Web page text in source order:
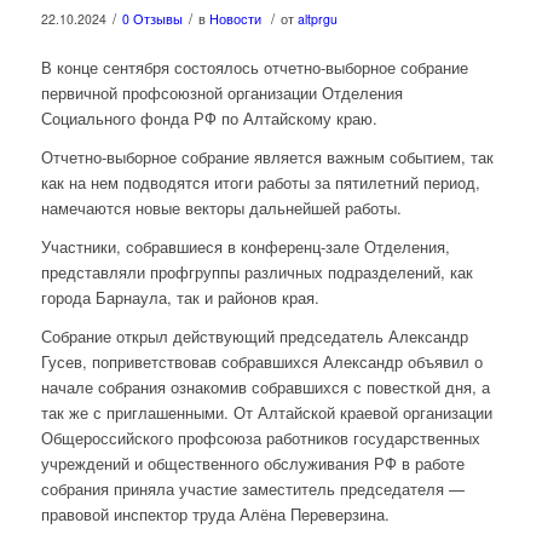
22.10.2024 / 0 Отзывы / в Новости / от altprgu
В конце сентября состоялось отчетно-выборное собрание
первичной профсоюзной организации Отделения
Социального фонда РФ по Алтайскому краю.
Отчетно-выборное собрание является важным событием, так
как на нем подводятся итоги работы за пятилетний период,
намечаются новые векторы дальнейшей работы.
Участники, собравшиеся в конференц-зале Отделения,
представляли профгруппы различных подразделений, как
города Барнаула, так и районов края.
Собрание открыл действующий председатель Александр
Гусев, поприветствовав собравшихся Александр объявил о
начале собрания ознакомив собравшихся с повесткой дня, а
так же с приглашенными. От Алтайской краевой организации
Общероссийского профсоюза работников государственных
учреждений и общественного обслуживания РФ в работе
собрания приняла участие заместитель председателя —
правовой инспектор труда Алёна Переверзина.